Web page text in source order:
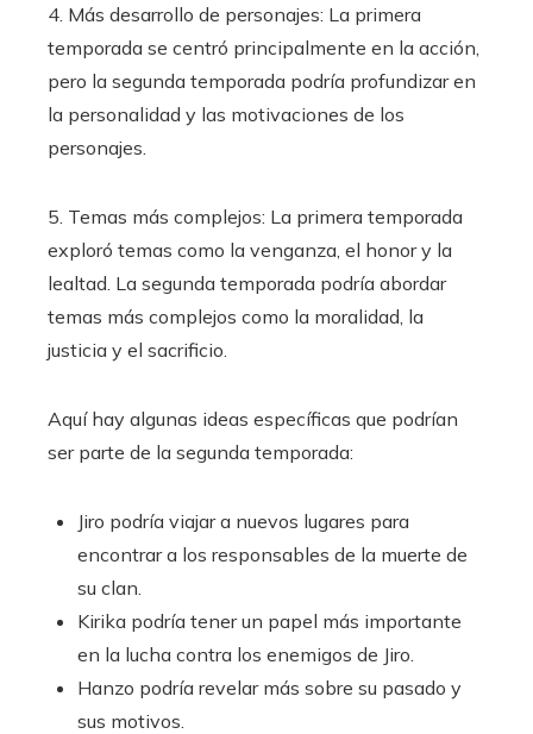
4. Más desarrollo de personajes: La primera
temporada se centró principalmente en la acción,
pero la segunda temporada podría profundizar en
la personalidad y las motivaciones de los
personajes.
5. Temas más complejos: La primera temporada
exploró temas como la venganza, el honor y la
lealtad. La segunda temporada podría abordar
temas más complejos como la moralidad, la
justicia y el sacrificio.
Aquí hay algunas ideas específicas que podrían
ser parte de la segunda temporada:
Jiro podría viajar a nuevos lugares para
encontrar a los responsables de la muerte de
su clan.
Kirika podría tener un papel más importante
en la lucha contra los enemigos de Jiro.
Hanzo podría revelar más sobre su pasado y
sus motivos.